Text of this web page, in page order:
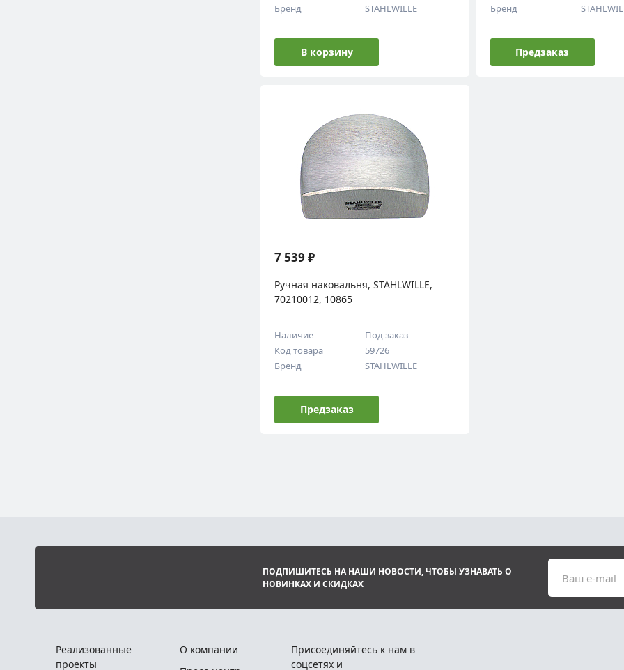
Бренд
STAHLWILLE
В корзину
Бренд
Предзаказ
7 539 ₽
Ручная наковальня, STAHLWILLE,
70210012, 10865
Наличие
Под заказ
Код товара
59726
Бренд
STAHLWILLE
Предзаказ
ПОДПИШИТЕСЬ НА НАШИ НОВОСТИ, ЧТОБЫ УЗНАВАТЬ О
НОВИНКАХ И СКИДКАХ
Ваш e-mail
Реализованные
проекты
О компании
Присоединяйтесь к нам в
соцсетях и